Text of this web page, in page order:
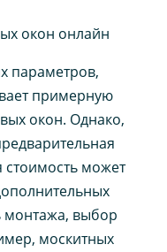
параметров,
примерную
окон. Однако,
может
монтажа, выбор
москитных